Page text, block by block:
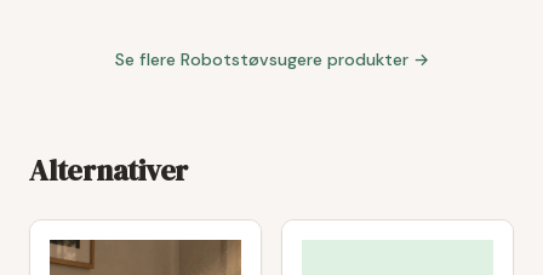
Se flere Robotstøvsugere produkter →
Alternativer